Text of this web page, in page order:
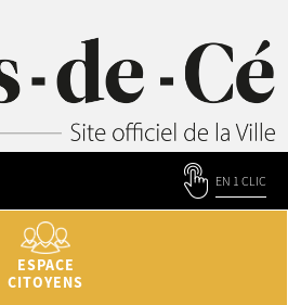
EN 1 CLIC
ESPACE
CITOYENS